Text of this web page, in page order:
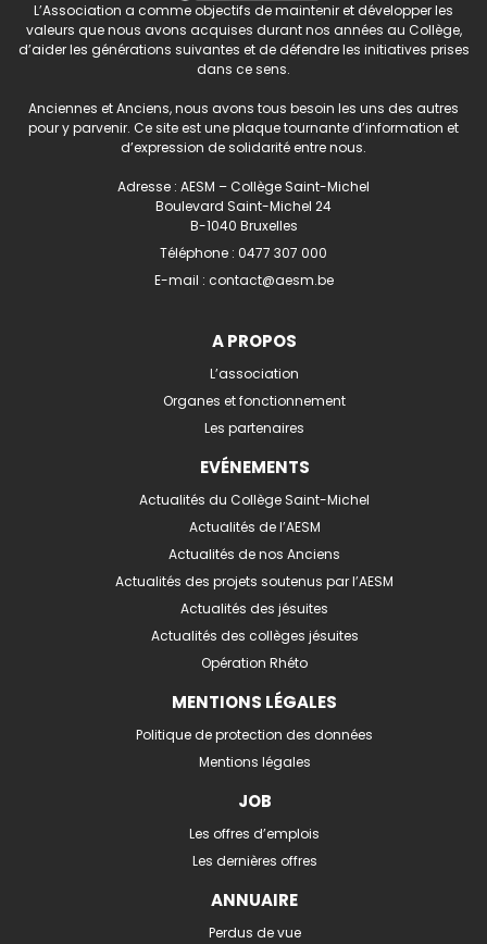
L’Association a comme objectifs de maintenir et développer les
valeurs que nous avons acquises durant nos années au Collège,
d’aider les générations suivantes et de défendre les initiatives prises
dans ce sens.
Anciennes et Anciens, nous avons tous besoin les uns des autres
pour y parvenir. Ce site est une plaque tournante d’information et
d’expression de solidarité entre nous.
Adresse : AESM – Collège Saint-Michel
Boulevard Saint-Michel 24
B-1040 Bruxelles
Téléphone : 0477 307 000
E-mail : contact@aesm.be
A PROPOS
L’association
Organes et fonctionnement
Les partenaires
EVÉNEMENTS
Actualités du Collège Saint-Michel
Actualités de l’AESM
Actualités de nos Anciens
Actualités des projets soutenus par l’AESM
Actualités des jésuites
Actualités des collèges jésuites
Opération Rhéto
MENTIONS LÉGALES
Politique de protection des données
Mentions légales
JOB
Les offres d’emplois
Les dernières offres
ANNUAIRE
Perdus de vue